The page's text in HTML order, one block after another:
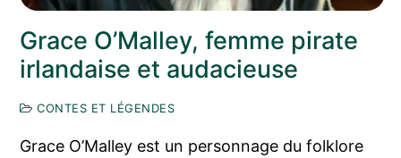
Grace O’Malley, femme pirate
irlandaise et audacieuse
CONTES ET LÉGENDES
Grace O’Malley est un personnage du folklore